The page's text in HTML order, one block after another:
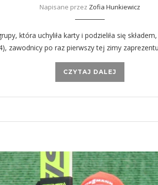
Napisane przez Zofia Hunkiewicz
która uchyliła karty i podzieliła się
zawodnicy po raz pierwszy tej zimy
CZYTAJ DALEJ